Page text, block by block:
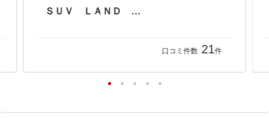
ＳＵＶ ＬＡＮＤ 福岡
口コミ件数 21件